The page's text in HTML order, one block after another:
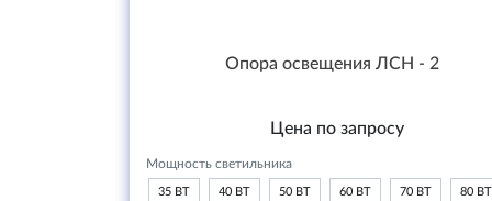
Опора освещения ЛСН - 2
Цена по запросу
Мощность светильника
35 ВТ 40 ВТ 50 ВТ 60 ВТ 70 ВТ 80 ВТ